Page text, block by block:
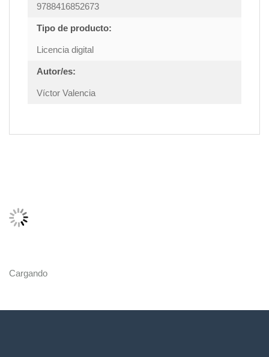
9788416852673
Tipo de producto:
Licencia digital
Autor/es:
Víctor Valencia
Cargando